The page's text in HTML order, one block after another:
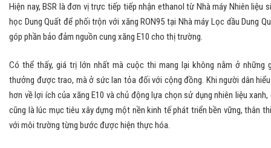
Hiện nay, BSR là đơn vị trực tiếp tiếp nhận ethanol từ Nhà máy Nhiên liệu
học Dung Quất để phối trộn với xăng RON95 tại Nhà máy Lọc dầu Dung
góp phần bảo đảm nguồn cung xăng E10 cho thị trường.
Có thể thấy, giá trị lớn nhất mà cuộc thi mang lại không nằm ở những
thưởng được trao, mà ở sức lan tỏa đối với cộng đồng. Khi người dân
hơn về lợi ích của xăng E10 và chủ động lựa chọn sử dụng nhiên liệu
cũng là lúc mục tiêu xây dựng một nền kinh tế phát triển bền vững, thân
với môi trường từng bước được hiện thực hóa.